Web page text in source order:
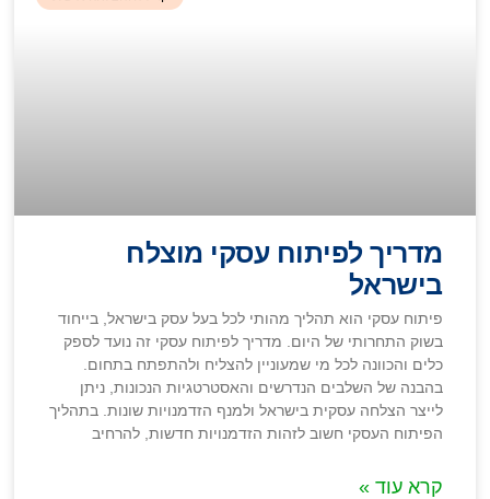
מדריך לפיתוח עסקי מוצלח
בישראל
פיתוח עסקי הוא תהליך מהותי לכל בעל עסק בישראל, בייחוד
בשוק התחרותי של היום. מדריך לפיתוח עסקי זה נועד לספק
כלים והכוונה לכל מי שמעוניין להצליח ולהתפתח בתחום.
בהבנה של השלבים הנדרשים והאסטרטגיות הנכונות, ניתן
לייצר הצלחה עסקית בישראל ולמנף הזדמנויות שונות. בתהליך
הפיתוח העסקי חשוב לזהות הזדמנויות חדשות, להרחיב
קרא עוד »